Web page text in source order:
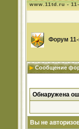
www.11td.ru -
Форум 11-
Сообщение
Обнаружена
Вы не